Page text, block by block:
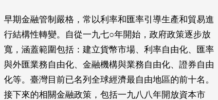
早期金融管制嚴格，常以利率和匯率引導生產和貿易進
行結構性轉變。自從一九七○年開始，政府政策逐步放
寬，涵蓋範圍包括：建立貨幣市場、利率自由化、匯率
與外匯業務自由化、金融機構與業務自由化、證券自由
化等。臺灣目前已名列全球經濟最自由地區的前十名。
接下來的相關金融政策，包括一九八八年開放資本市